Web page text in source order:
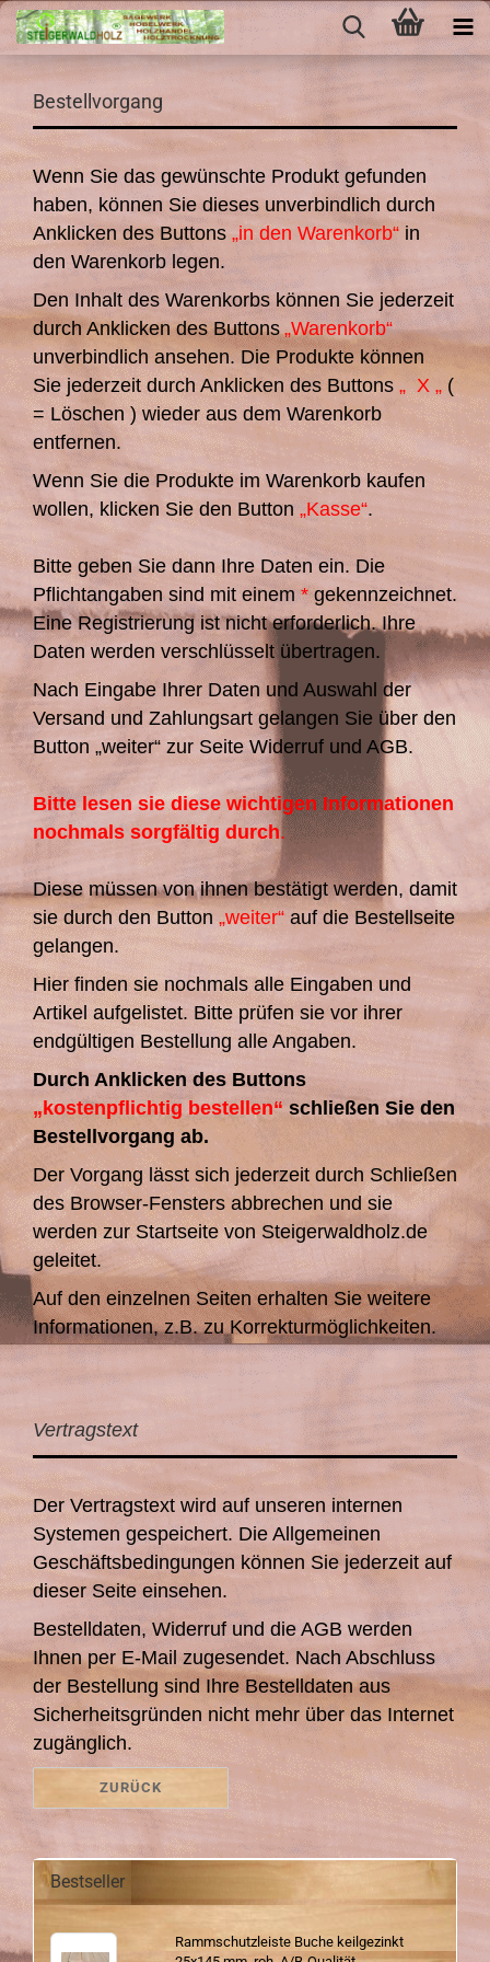
Bestellvorgang
Wenn Sie das gewünschte Produkt gefunden
haben, können Sie dieses unverbindlich durch
Anklicken des Buttons„in den Warenkorb“ in
den Warenkorb legen.
Den Inhalt des Warenkorbs können Sie jederzeit
durch Anklicken des Buttons „Warenkorb“
unverbindlich ansehen. Die Produkte können
Sie jederzeit durch Anklicken des Buttons „ X „ (
= Löschen ) wieder aus dem Warenkorb
entfernen.
Wenn Sie die Produkte im Warenkorb kaufen
wollen, klicken Sie den Button „Kasse“.
Bitte geben Sie dann Ihre Daten ein. Die
Pflichtangaben sind mit einem * gekennzeichnet.
Eine Registrierung ist nicht erforderlich. Ihre
Daten werden verschlüsselt übertragen.
Nach Eingabe Ihrer Daten und Auswahl der
Versand und Zahlungsart gelangen Sie über den
Button „weiter“ zur Seite Widerruf und AGB.
Bitte lesen sie diese wichtigen Informationen
nochmals sorgfältig durch.
Diese müssen von ihnen bestätigt werden, damit
sie durch den Button„weiter“ auf die Bestellseite
gelangen.
Hier finden sie nochmals alle Eingaben und
Artikel aufgelistet. Bitte prüfen sie vor ihrer
endgültigen Bestellung alle Angaben.
Durch Anklicken des Buttons
„kostenpflichtig bestellen“ schließen Sie den
Bestellvorgang ab.
Der Vorgang lässt sich jederzeit durch Schließen
des Browser-Fensters abbrechen und sie
werden zur Startseite von Steigerwaldholz.de
geleitet.
Auf den einzelnen Seiten erhalten Sie weitere
Informationen, z.B. zu Korrekturmöglichkeiten.
Vertragstext
Der Vertragstext wird auf unseren internen
Systemen gespeichert. Die Allgemeinen
Geschäftsbedingungen können Sie jederzeit auf
dieser Seite einsehen.
Bestelldaten, Widerruf und die AGB werden
Ihnen per E-Mail zugesendet. Nach Abschluss
der Bestellung sind Ihre Bestelldaten aus
Sicherheitsgründen nicht mehr über das Internet
zugänglich.
ZURÜCK
Bestseller
Ramm­schutz­leis­te Buche keil­ge­zinkt